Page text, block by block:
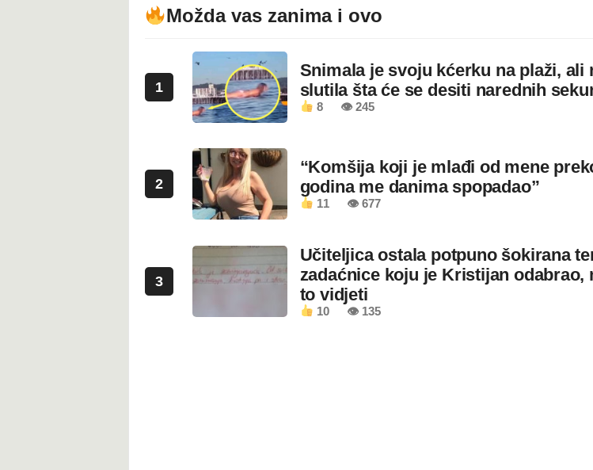
Možda vas zanima i ovo
1
Snimala je svoju kćerku na plaži, ali
slutila šta će se desiti narednih
8 👁 245
2
“Komšija koji je mlađi od mene
godina me danima spopadao”
11 👁 677
3
Učiteljica ostala potpuno šokirana
zadaćnice koju je Kristijan odabrao,
to vidjeti
10 👁 135